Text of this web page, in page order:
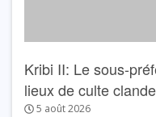
Kribi II: Le sous-
lieux de culte
5 août 2026